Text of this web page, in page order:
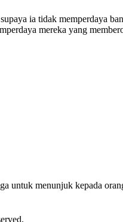
ia tidak memperdaya
mereka yang
untuk menunjuk kepada